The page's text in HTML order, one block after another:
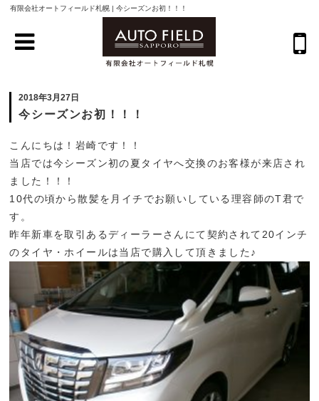
有限会社オートフィールド札幌 | 今シーズンお初！！！
2018年3月27日
今シーズンお初！！！
こんにちは！岩崎です！！
当店では今シーズン初の夏タイヤへ交換のお客様が来店され
ました！！！
10代の頃から散髪を月イチでお願いしている理容師のT君で
す。
昨年新車を取引あるディーラーさんにて契約されて20インチ
のタイヤ・ホイールは当店で購入して頂きました♪